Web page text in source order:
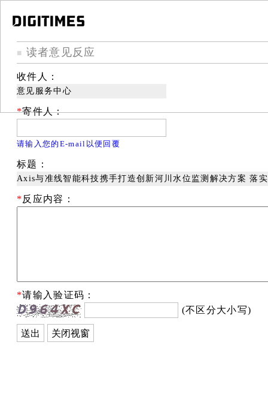
■ 读者意见反应
收件人：
意见服务中心
*寄件人：
请输入您的E-mail以便回覆
标题：
Axis与准线智能科技携手打造创新河川水位监测解决方案 落
* 反应内容：
*请输入验证码：
(不区分大小写)